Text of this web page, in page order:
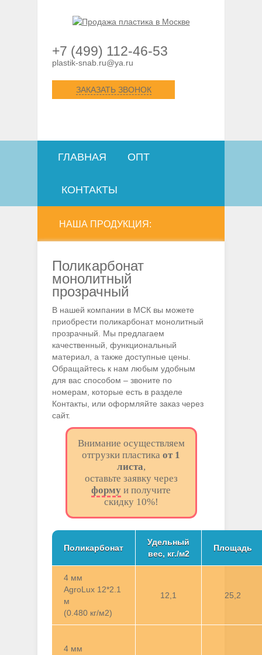
+7 (499) 112-46-53
plastik-snab.ru@ya.ru
ЗАКАЗАТЬ ЗВОНОК
ГЛАВНАЯ ОПТ
КОНТАКТЫ
НАША ПРОДУКЦИЯ:
Поликарбонат
монолитный
прозрачный
В нашей компании в МСК вы можете
приобрести поликарбонат монолитный
прозрачный. Мы предлагаем
качественный, функциональный
материал, а также доступные цены.
Обращайтесь к нам любым удобным
для вас способом – звоните по
номерам, которые есть в разделе
Контакты, или оформляйте заказ через
сайт.
Внимание осуществляем
отгрузки пластика от 1
листа,
оставьте заявку через
форму и получите
скидку 10%!
Поликарбонат
Удельный
вес, кг./м2
Площадь
4 мм
AgroLux 12*2.1
м
(0.480 кг/м2)
12,1 25,2
4 мм